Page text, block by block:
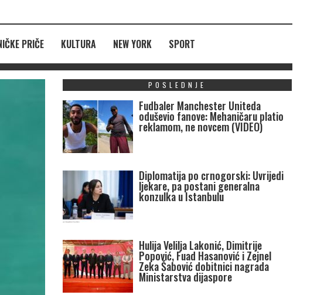
PRIČE KULTURA NEW YORK SPORT
POSLEDNJE
Fudbaler Manchester Uniteda
oduševio fanove: Mehaničaru platio
reklamom, ne novcem (VIDEO)
Diplomatija po crnogorski: Uvrijedi
ljekare, pa postani generalna
konzulka u Istanbulu
Hulija Velilja Lakonić, Dimitrije
Popović, Fuad Hasanović i Zejnel
Zeka Šabović dobitnici nagrada
Ministarstva dijaspore